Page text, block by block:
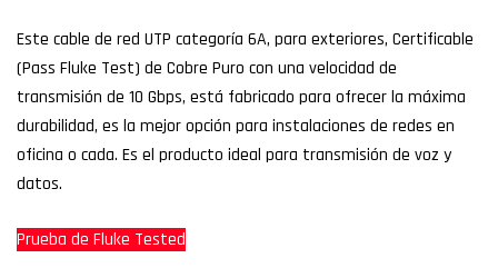
Este cable de red UTP categoría 6A, para exteriores, Certificable
(Pass Fluke Test) de Cobre Puro con una velocidad de
transmisión de 10 Gbps, está fabricado para ofrecer la máxima
durabilidad, es la mejor opción para instalaciones de redes en
oficina o cada. Es el producto ideal para transmisión de voz y
datos.
Prueba de Fluke Tested